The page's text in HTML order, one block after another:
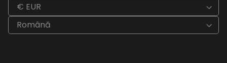
€ EUR
Română